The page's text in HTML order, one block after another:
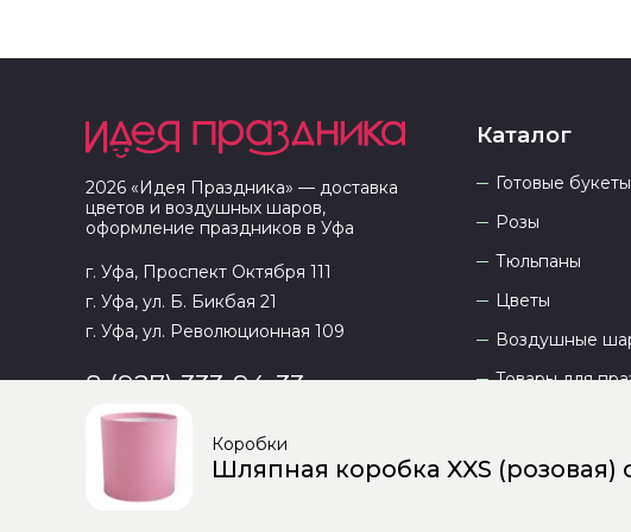
Коробки
Шляпная коробка XXS (розовая)
2026 «Идея Праздника» — доставка
цветов и воздушных шаров,
оформление праздников в Уфа
г. Уфа, Проспект Октября 111
г. Уфа, ул. Б. Бикбая 21
г. Уфа, ул. Революционная 109
8 (927) 333-94-33
Каталог
Готовые букеты
Розы
Тюльпаны
Цветы
Воздушные
Товары для